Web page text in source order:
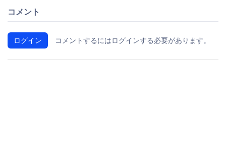
コメント
ログイン コメントするにはログインする必要があります。